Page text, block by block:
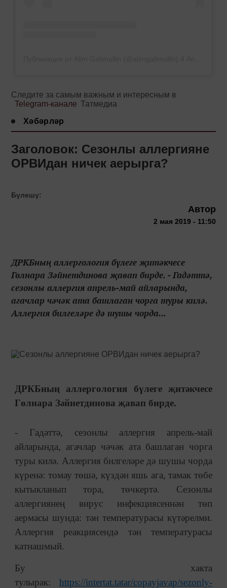
Следите за самым важным и интересным в
Telegram-канале Татмедиа
Хәбәрләр
Заголовок: Сезонлы аллергияне
ОРВИдан ничек аерырга?
Бүлешү:
Автор
2 мая 2019 - 11:50
ДРКБның аллергология бүлеге җитәкчесе
Гөлнара Зәйнетдинова җавап бирде. - Гадәттә,
сезонлы аллергия апрель-май айларында,
агачлар чәчәк ата башлаган чорга туры килә.
Аллергия билгеләре дә шушы чорда...
ДРКБның аллергология бүлеге җитәкчесе
Гөлнара Зәйнетдинова җавап бирде.
- Гадәттә, сезонлы аллергия апрель-май
айларында, агачлар чәчәк ата башлаган чорга
туры килә. Аллергия билгеләре дә шушы чорда
күренә: томау төшә, күздән яшь ага, тамак төбе
кытыкланып тора, төчкертә. Сезонлы
аллергиянең вирус инфекциясеннән төп
аермасы шунда: тән температурасы күтәрелми.
Аллергия реакциясендә тән температурасы
катнашмый.
Бу хакта
тулырак: https://intertat.tatar/copayjavap/sezonly-